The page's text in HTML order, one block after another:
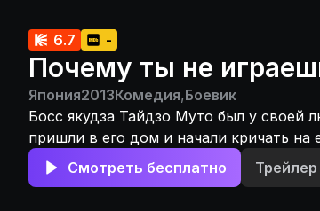
6.7 -
Почему ты не
Япония2013Комедия,Боевик
Босс якудза Тайдзо Муто был у своей
пришли в его дом и начали кричать
задумываясь, порубала обидчиков в
полиции и получила за чистосердечное
Смотреть бесплатно Трейлер